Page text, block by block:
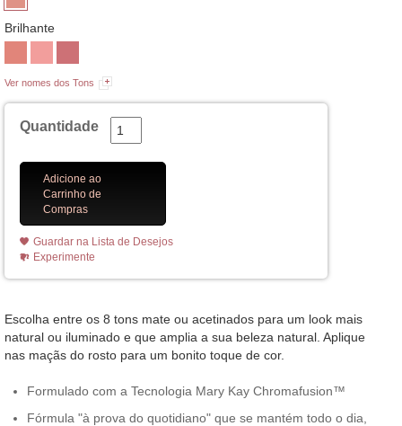
Brilhante
Ver nomes dos Tons
Quantidade
Adicione ao
Carrinho de
Compras
Guardar na Lista de Desejos
Experimente
Escolha entre os 8 tons mate ou acetinados para um look mais
natural ou iluminado e que amplia a sua beleza natural. Aplique
nas maçãs do rosto para um bonito toque de cor.
Formulado com a Tecnologia Mary Kay Chromafusion™
Fórmula "à prova do quotidiano" que se mantém todo o dia,